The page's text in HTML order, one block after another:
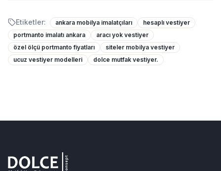
Etiketler: ankara mobilya imalatçıları
hesaplı vestiyer
portmanto imalatı ankara
aracı yok vestiyer
özel ölçü portmanto fiyatları
siteler mobilya vestiyer
ucuz vestiyer modelleri
dolce mutfak vestiyer.